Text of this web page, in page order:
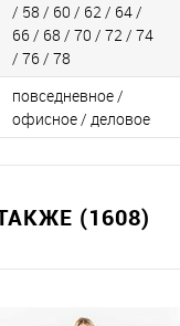
/ 58 / 60 / 62 / 64 /
66 / 68 / 70 / 72 / 74
/ 76 / 78
повседневное /
офисное / деловое
(1608)